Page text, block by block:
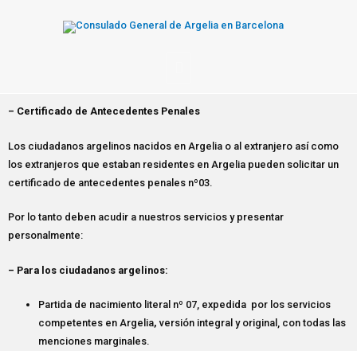
– Certificado de Antecedentes Penales
Los ciudadanos argelinos nacidos en Argelia o al extranjero así como
los extranjeros que estaban residentes en Argelia pueden solicitar un
certificado de antecedentes penales nº03.
Por lo tanto deben acudir a nuestros servicios y presentar
personalmente:
– Para los ciudadanos argelinos:
Partida de nacimiento literal nº 07, expedida por los servicios
competentes en Argelia, versión integral y original, con todas las
menciones marginales.